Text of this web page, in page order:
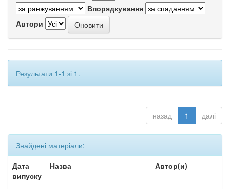
Впорядкування
Автори
Результати 1-1 зі 1.
назад 1 далі
Знайдені матеріали:
Дата
випуску
Назва Автор(и)